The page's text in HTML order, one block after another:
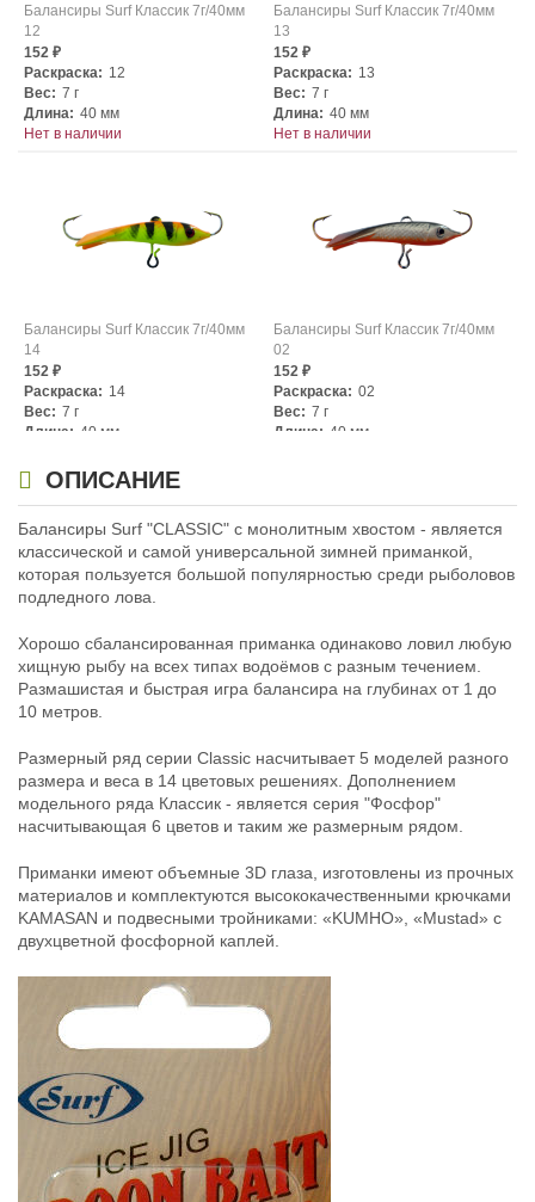
Балансиры Surf Классик 7г/40мм
12
152 ₽
Раскраска: 12
Вес: 7 г
Длина: 40 мм
Нет в наличии
Балансиры Surf Классик 7г/40мм
13
152 ₽
Раскраска: 13
Вес: 7 г
Длина: 40 мм
Нет в наличии
Балансиры Surf Классик 7г/40мм
14
152 ₽
Раскраска: 14
Вес: 7 г
Длина: 40 мм
Балансиры Surf Классик 7г/40мм
02
152 ₽
Раскраска: 02
Вес: 7 г
Длина: 40 мм
Балансиры Surf Классик 7г/40мм
03
152₽
Раскраска:
Длина:
40 мм
Нет в наличии
Балансиры Surf Классик 7г/40мм
04
152₽
40 мм
Нет в наличии
Раскраска:
7 г
Длина:40 мм
Нет в наличии
ОПИСАНИЕ
Балансиры Surf "CLASSIC" с монолитным хвостом - является
классической и самой универсальной зимней приманкой,
которая пользуется большой популярностью среди рыболовов
подледного лова.
Хорошо сбалансированная приманка одинаково ловил любую
хищную рыбу на всех типах водоёмов с разным течением.
Размашистая и быстрая игра балансира на глубинах от 1 до
10 метров.
Размерный ряд серии Classic насчитывает 5 моделей разного
размера и веса в 14 цветовых решениях. Дополнением
модельного ряда Классик - является серия "Фосфор"
насчитывающая 6 цветов и таким же размерным рядом.
Приманки имеют объемные 3D глаза, изготовлены из прочных
материалов и комплектуются высококачественными крючками
KAMASAN и подвесными тройниками: «KUMHO», «Mustad» с
двухцветной фосфорной каплей.